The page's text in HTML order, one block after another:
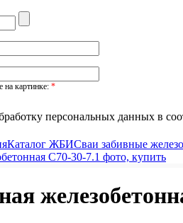
на картинке: *
персональных данных в
Каталог ЖБИСваи забивные